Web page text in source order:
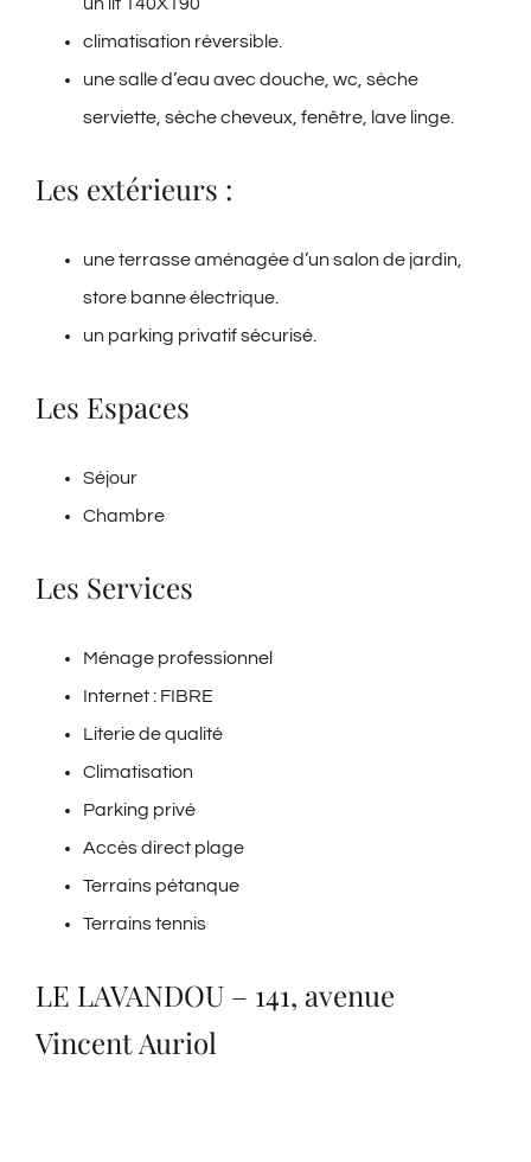
climatisation réversible.
une salle d’eau avec douche, wc, sèche
serviette, sèche cheveux, fenêtre, lave linge.
Les extérieurs :
​une terrasse aménagée d’un salon de jardin,
store banne électrique.
un parking privatif sécurisé.
​Les Espaces
Séjour
Chambre
Les Services
Ménage professionnel
Internet : FIBRE
Literie de qualité
Climatisation
Parking privé
Accès direct plage
Terrains pétanque
Terrains tennis
LE LAVANDOU – 141, avenue
Vincent Auriol